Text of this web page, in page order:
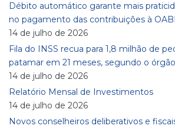
Débito automático garante mais
no pagamento das contribuições à
14 de julho de 2026
Fila do INSS recua para 1,8 milhão de
patamar em 21 meses, segundo o órgão
14 de julho de 2026
Relatório Mensal de Investimentos
14 de julho de 2026
Novos conselheiros deliberativos e